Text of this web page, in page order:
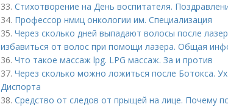
33. Стихотворение на День воспитателя.
34. Профессор нмиц онкологии им. Специализация
35. Через сколько дней выпадают волосы после
избавиться от волос при помощи лазера. Общая
36. Что такое массаж lpg. LPG массаж. За и против
37. Через сколько можно ложиться после Ботокса.
Диспорта
38. Средство от следов от прыщей на лице. Почему